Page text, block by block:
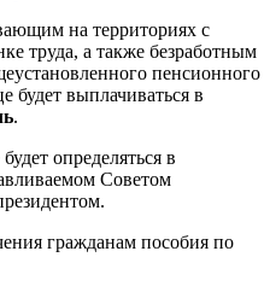
на территориях с
труда, а также безработным
пенсионного
будет выплачиваться в
.
определяться в
Советом
гражданам пособия по